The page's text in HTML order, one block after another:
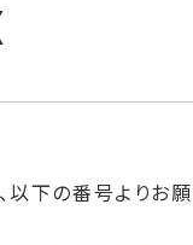
下の番号よりお願